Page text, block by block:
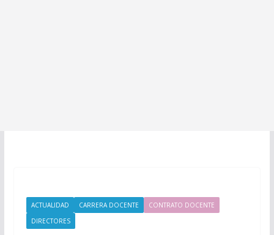
ACTUALIDAD CARRERA DOCENTE
CONTRATO DOCENTE
DIRECTORES